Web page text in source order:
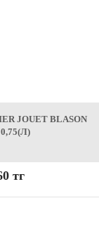
JOUET BLASON
тг